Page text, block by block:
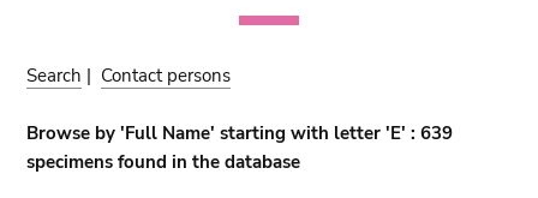
Search | Contact persons
Browse by 'Full Name' starting with letter 'E' : 639
specimens found in the database